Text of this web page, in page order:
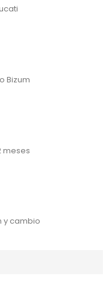
Bizum
meses
y cambio